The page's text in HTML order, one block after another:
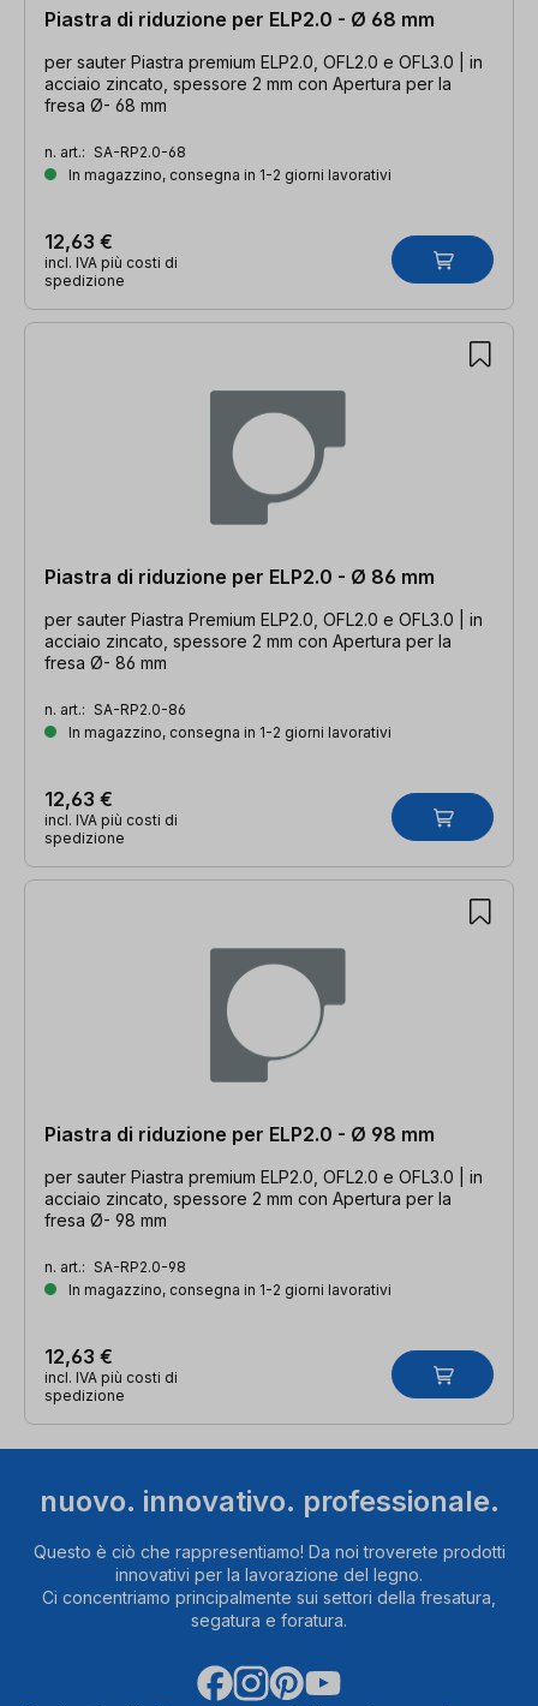
Piastra di riduzione per ELP2.0 - Ø 68 mm
per sauter Piastra premium ELP2.0, OFL2.0 e OFL3.0 | in
acciaio zincato, spessore 2 mm con Apertura per la
fresa Ø- 68 mm
n. art.: SA-RP2.0-68
In magazzino, consegna in 1-2 giorni lavorativi
12,63 €
incl. IVA più costi di
spedizione
Piastra di riduzione per ELP2.0 - Ø 86 mm
per sauter Piastra Premium ELP2.0, OFL2.0 e OFL3.0 | in
acciaio zincato, spessore 2 mm con Apertura per la
fresa Ø- 86 mm
n. art.: SA-RP2.0-86
In magazzino, consegna in 1-2 giorni lavorativi
12,63 €
incl. IVA più costi di
spedizione
Piastra di riduzione per ELP2.0 - Ø 98 mm
per sauter Piastra premium ELP2.0, OFL2.0 e OFL3.0 | in
acciaio zincato, spessore 2 mm con Apertura per la
fresa Ø- 98 mm
n. art.: SA-RP2.0-98
In magazzino, consegna in 1-2 giorni lavorativi
12,63 €
incl. IVA più costi di
spedizione
nuovo. innovativo. professionale.
Questo è ciò che rappresentiamo! Da noi troverete prodotti
innovativi per la lavorazione del legno.
Ci concentriamo principalmente sui settori della fresatura,
segatura e foratura.